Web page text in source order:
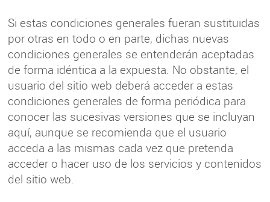
Si estas condiciones generales fueran sustituidas
por otras en todo o en parte, dichas nuevas
condiciones generales se entenderán aceptadas
de forma idéntica a la expuesta. No obstante, el
usuario del sitio web deberá acceder a estas
condiciones generales de forma periódica para
conocer las sucesivas versiones que se incluyan
aquí, aunque se recomienda que el usuario
acceda a las mismas cada vez que pretenda
acceder o hacer uso de los servicios y contenidos
del sitio web.